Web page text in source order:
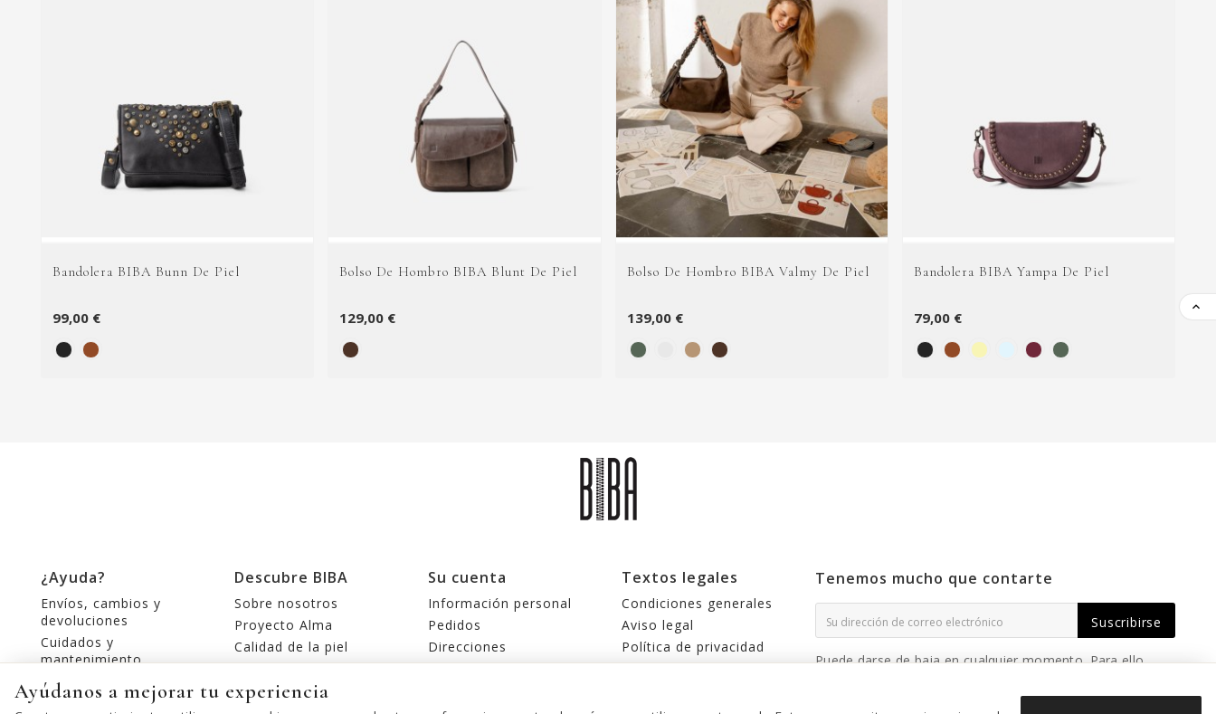
Bandolera BIBA Bunn De Piel
99,00 €
Bolso De Hombro BIBA Blunt De Piel
129,00 €
Bolso De Hombro BIBA Valmy De Piel
139,00 €
Bandolera BIBA Yampa De Piel
79,00 €
¿Ayuda?
Envíos, cambios y
devoluciones
Cuidados y
mantenimiento
Contacte con nosotros
Descubre BIBA
Sobre nosotros
Proyecto Alma
Calidad de la piel
Tiendas
Editorial
Su cuenta
Información personal
Pedidos
Direcciones
Cupones de descuento
Textos legales
Condiciones generales
Aviso legal
Política de privacidad
Política de cookies
Tenemos mucho que contarte
Suscribirse
Puede darse de baja en cualquier momento. Para ello,
Ayúdanos a mejorar tu experiencia
